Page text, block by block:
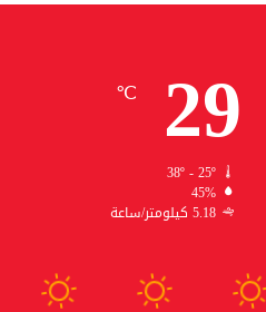
29
℃
38º - 25º
45%
5.18 كيلومتر/ساعة